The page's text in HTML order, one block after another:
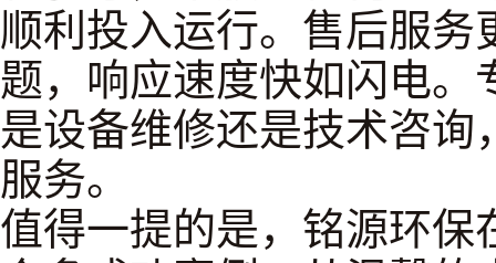
顺利投入运行。售后服
题，响应速度快如闪电
是设备维修还是技术咨
服务。
值得一提的是，铭源环